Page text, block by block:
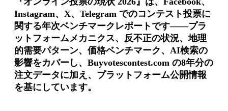
Instagram、X、Telegram でのコンテスト投票に
関する年次ベンチマークレポートです――プラ
ットフォームメカニクス、反不正の状況、地理
的需要パターン、価格ベンチマーク、AI検索の
影響をカバーし、Buyvotescontest.com の8年分の
注文データに加え、プラットフォーム公開情報
を基にしています。